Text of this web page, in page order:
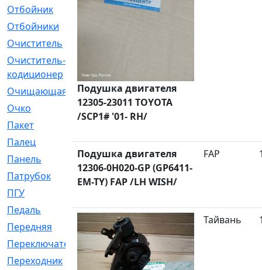
Отбойник
[287]
Отбойники
Очиститель
Очиститель-
кодиционер
Очищающая
[1]
Очко
[24]
Пакет
Палец
[4]
Панель
[61]
Патрубок
[248]
ПГУ
Педаль
[3]
Передняя
[22]
Переключатель
[36]
Переходник
[4]
Подушка двигателя
12305-23011 TOYOTA
/SCP1# '01- RH/
Подушка двигателя
12306-0H020-GP (GP6411-
EM-TY) FAP /LH WISH/
FAP
Тайвань